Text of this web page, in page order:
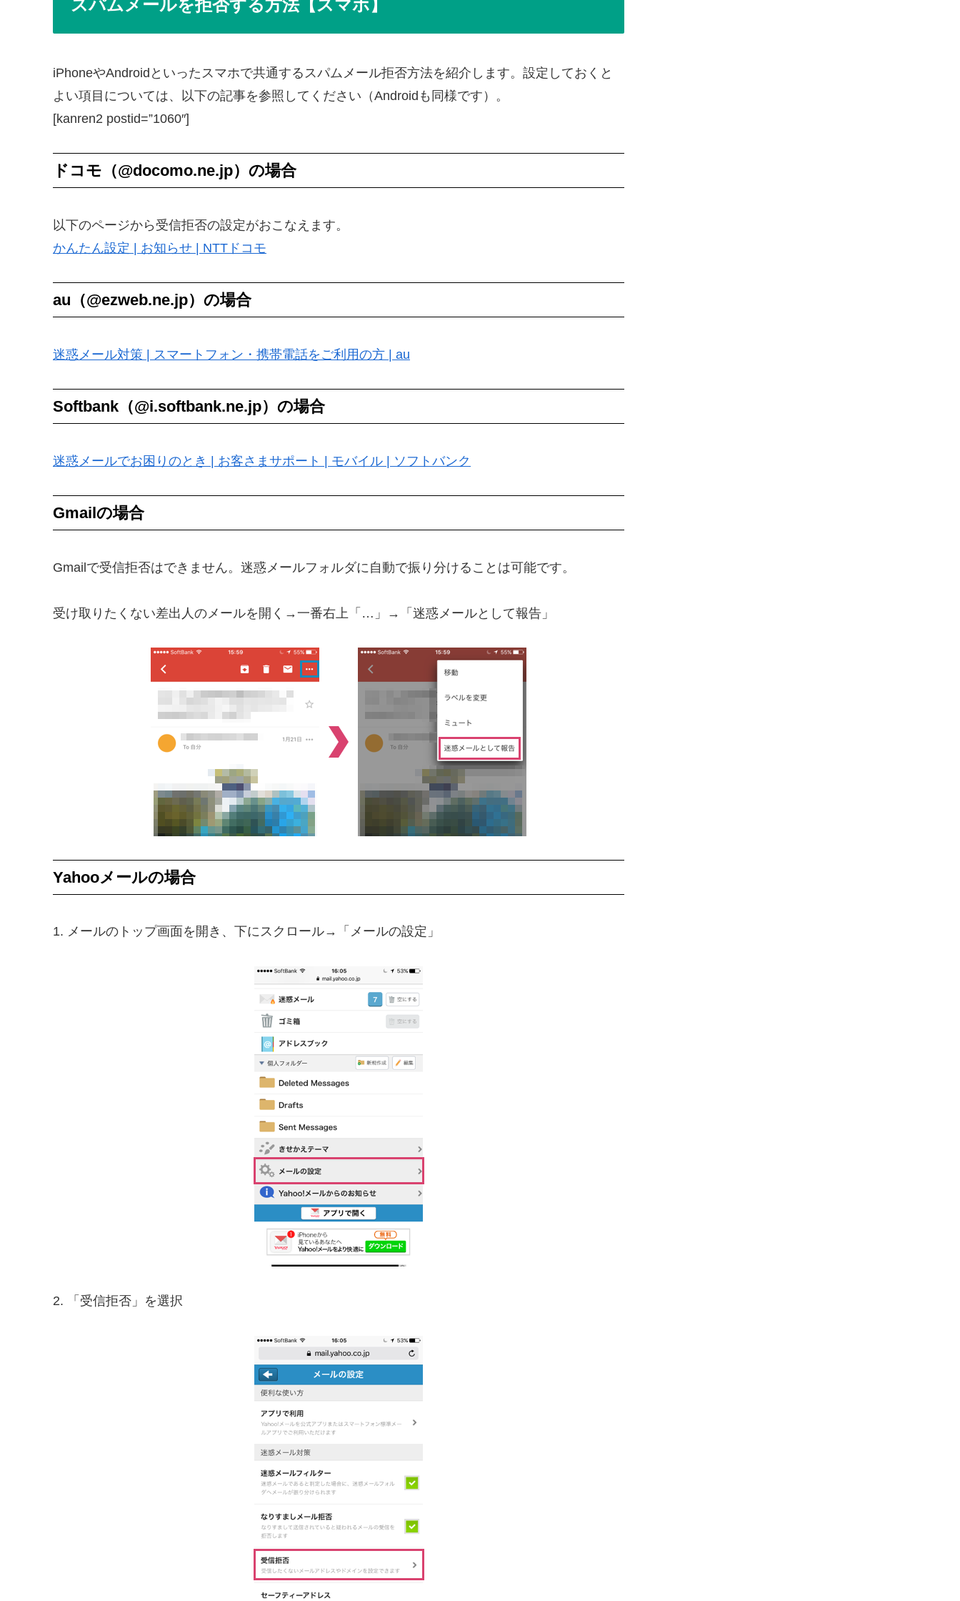
スパムメールを拒否する方法【スマホ】
iPhoneやAndroidといったスマホで共通するスパムメール拒否方法を紹介します。設定しておくと
よい項目については、以下の記事を参照してください（Androidも同様です）。
[kanren2 postid=”1060″]
ドコモ（@docomo.ne.jp）の場合
以下のページから受信拒否の設定がおこなえます。
かんたん設定 | お知らせ | NTTドコモ
au（@ezweb.ne.jp）の場合
迷惑メール対策 | スマートフォン・携帯電話をご利用の方 | au
Softbank（@i.softbank.ne.jp）の場合
迷惑メールでお困りのとき | お客さまサポート | モバイル | ソフトバンク
Gmailの場合
Gmailで受信拒否はできません。迷惑メールフォルダに自動で振り分けることは可能です。
受け取りたくない差出人のメールを開く→一番右上「…」→「迷惑メールとして報告」
Yahooメールの場合
1. メールのトップ画面を開き、下にスクロール→「メールの設定」
2. 「受信拒否」を選択